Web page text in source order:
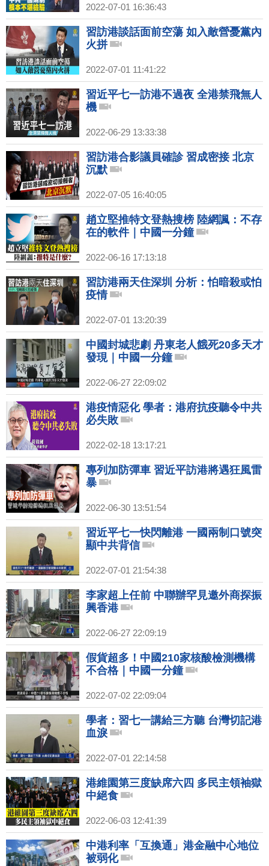
2022-07-01 16:36:43
習訪港談話面前空蕩 如入敵營憂黨內
火拼
2022-07-01 11:41:22
習近平七一訪港不過夜 全港禁飛無人
機
2022-06-29 13:33:38
習訪港合影議員確診 習成密接 北京
沉默
2022-07-05 16:40:05
趙立堅推特文登熱搜榜 陸網諷：不存
在的軟件｜中國一分鐘
2022-06-16 17:13:18
習訪港兩天住深圳 分析：怕暗殺或怕
疫情
2022-07-01 13:20:39
中國封城悲劇 丹東老人餓死20多天才
發現｜中國一分鐘
2022-06-27 22:09:02
港疫情惡化 學者：港府抗疫聽令中共
必失敗
2022-02-18 13:17:21
專列加防彈車 習近平訪港將遇狂風雷
暴
2022-06-30 13:51:54
習近平七一快閃離港 一國兩制口號突
顯中共背信
2022-07-01 21:54:38
李家超上任前 中聯辦罕見邀外商探振
興香港
2022-06-27 22:09:19
假貨超多！中國210家核酸檢測機構
不合格｜中國一分鐘
2022-07-02 22:09:04
學者：習七一講給三方聽 台灣切記港
血淚
2022-07-01 22:14:58
港維園第三度缺席六四 多民主領袖獄
中絕食
2022-06-03 12:41:39
中港利率「互換通」港金融中心地位
被弱化